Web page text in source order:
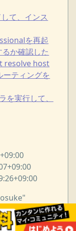
て、インス
を再起
か確認した
resolve host
ティングを
を実行して、
Free